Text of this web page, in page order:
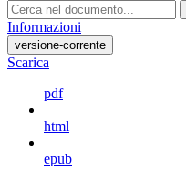
Informazioni
versione-corrente
Scarica
pdf
html
epub